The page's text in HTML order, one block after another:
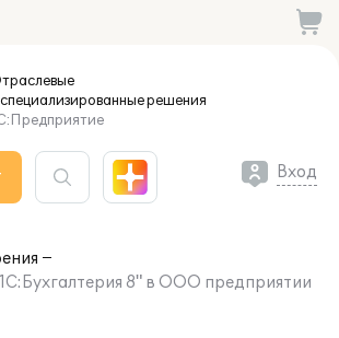
решения
Вход
8" в ООО предприятии